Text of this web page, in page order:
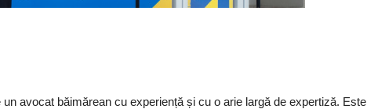
avocat băimărean cu experiență și cu o arie largă de expertiză. Este